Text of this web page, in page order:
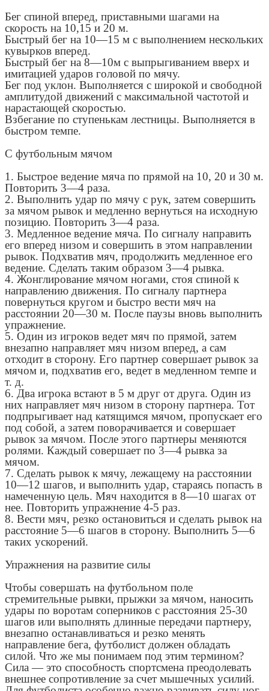
Бег спиной вперед, приставными шагами на
скорость на 10,15 и 20 м.
Быстрый бег на 10—15 м с выполнением нескольких
кувырков вперед.
Быстрый бег на 8—10м с выпрыгиванием вверх и
имитацией ударов головой по мячу.
Бег под уклон. Выполняется с широкой и свободной
амплитудой движений с максимальной частотой и
нарастающей скоростью.
Взбегание по ступенькам лестницы. Выполняется в
быстром темпе.
С футбольным мячом
1. Быстрое ведение мяча по прямой на 10, 20 и 30 м.
Повторить 3—4 раза.
2. Выполнить удар по мячу с рук, затем совершить
за мячом рывок и медленно вернуться на исходную
позицию. Повторить 3—4 раза.
3. Медленное ведение мяча. По сигналу направить
его вперед низом и совершить в этом направлении
рывок. Подхватив мяч, продолжить медленное его
ведение. Сделать таким образом 3—4 рывка.
4. Жонглирование мячом ногами, стоя спиной к
направлению движения. По сигналу партнера
повернуться кругом и быстро вести мяч на
расстоянии 20—30 м. После паузы вновь выполнить
упражнение.
5. Один из игроков ведет мяч по прямой, затем
внезапно направляет мяч низом вперед, а сам
отходит в сторону. Его партнер совершает рывок за
мячом и, подхватив его, ведет в медленном темпе и
т. д.
6. Два игрока встают в 5 м друг от друга. Один из
них направляет мяч низом в сторону партнера. Тот
подпрыгивает над катящимся мячом, пропускает его
под собой, а затем поворачивается и совершает
рывок за мячом. После этого партнеры меняются
ролями. Каждый совершает по 3—4 рывка за
мячом.
7. Сделать рывок к мячу, лежащему на расстоянии
10—12 шагов, и выполнить удар, стараясь попасть в
намеченную цель. Мяч находится в 8—10 шагах от
нее. Повторить упражнение 4-5 раз.
8. Вести мяч, резко остановиться и сделать рывок на
расстояние 5—6 шагов в сторону. Выполнить 5—6
таких ускорений.
Упражнения на развитие силы
Чтобы совершать на футбольном поле
стремительные рывки, прыжки за мячом, наносить
удары по воротам соперников с расстояния 25-30
шагов или выполнять длинные передачи партнеру,
внезапно останавливаться и резко менять
направление бега, футболист должен обладать
силой. Что же мы понимаем под этим термином?
Сила — это способность спортсмена преодолевать
внешнее сопротивление за счет мышечных усилий.